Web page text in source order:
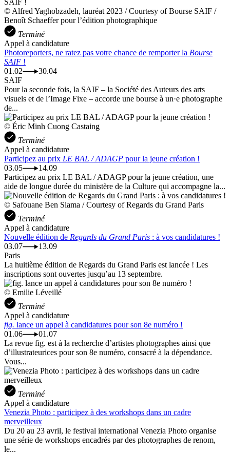
© Alfred Yaghobzadeh, lauréat 2023 / Courtesy of Bourse SAIF /
Benoît Schaeffer pour l’édition photographique
Terminé
Appel à candidature
Photoreporters, ne ratez pas votre chance de remporter la Bourse
SAIF !
01.02
30.04
SAIF
Pour la seconde fois, la SAIF – la Société des Auteurs des arts
visuels et de l’Image Fixe – accorde une bourse à un·e photographe
de...
© Éric Minh Cuong Castaing
Terminé
Appel à candidature
Participez au prix LE BAL / ADAGP pour la jeune création !
03.05
14.09
Participez au prix LE BAL / ADAGP pour la jeune création, une
aide de longue durée du ministère de la Culture qui accompagne la...
© Safouane Ben Slama / Courtesy of Regards du Grand Paris
Terminé
Appel à candidature
Nouvelle édition de Regards du Grand Paris : à vos candidatures !
03.07
13.09
Paris
La huitième édition de Regards du Grand Paris est lancée ! Les
inscriptions sont ouvertes jusqu’au 13 septembre.
© Emilie Léveillé
Terminé
Appel à candidature
fig. lance un appel à candidatures pour son 8e numéro !
01.06
01.07
La revue fig. est à la recherche d’artistes photographes ainsi que
d’illustrateurices pour son 8e numéro, consacré à la dépendance.
Vous...
Terminé
Appel à candidature
Venezia Photo : participez à des workshops dans un cadre
merveilleux
Du 20 au 23 avril, le festival international Venezia Photo organise
une série de workshops encadrés par des photographes de renom,
le...